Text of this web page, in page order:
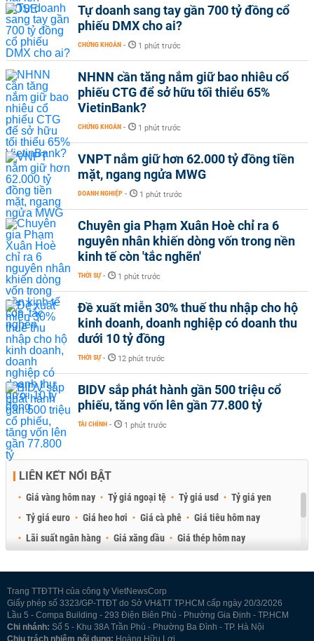
Tự doanh sang tay gần 700 tỷ đồng cổ
phiếu DMX cho ai?
CHỨNG KHOÁN - 1 phút trước
NHNN cần tăng nắm giữ bao nhiêu cổ
phiếu CTG để sở hữu tối thiểu 65%
VietinBank?
CHỨNG KHOÁN - 1 phút trước
VNPT nắm giữ hơn 62.000 tỷ đồng tiền
mặt, ngang ngửa MWG
DOANH NGHIỆP - 1 phút trước
Chuyên gia Phạm Xuân Hoè chỉ ra 6
nguyên nhân khiến dòng vốn trong nền
kinh tế còn 'tắc nghẽn'
THỜI SỰ - 1 phút trước
Đề xuất miễn 30% thuế thu nhập cho hộ
kinh doanh, doanh nghiệp có doanh thu
dưới 10 tỷ đồng
THỜI SỰ - 12 phút trước
BIDV sắp phát hành gần 500 triệu cổ
phiếu, tăng vốn lên gần 77.800 tỷ
TÀI CHÍNH - 1 phút trước
LIÊN KẾT NỔI BẬT
Giá vàng hôm nay Tỷ giá ngoại tệ Tỷ giá usd
Tỷ giá yen
Tỷ giá euro
Giá heo hơi Giá cà phê
Giá tiêu hôm nay
Lãi suất ngân hàng
Giá xăng dầu
Giá thép hôm nay
Trang TTĐTTH của công ty VietNewsCorp
Giấy phép số 3323/GP-TTĐT do Sở VH&TT TP.HCM cấp ngày 20/3/2026
Lầu 5 - Compa Building - 293 Điện Biên Phủ - Phường Gia Định - TP.HCM
Chi nhánh: Số 5 - Khu 38A Trần Phú - Phường Ba Đình - TP. Hà Nội
Chịu trách nhiệm nội dung: Hoàng Hữu Lợi